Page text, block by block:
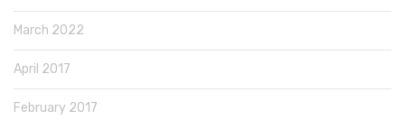
March 2022
April 2017
February 2017